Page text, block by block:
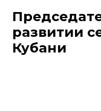
развитии
Кубани